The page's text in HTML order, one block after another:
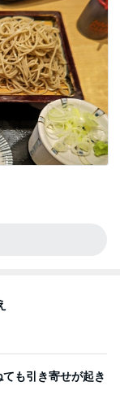
も引き寄せが起き